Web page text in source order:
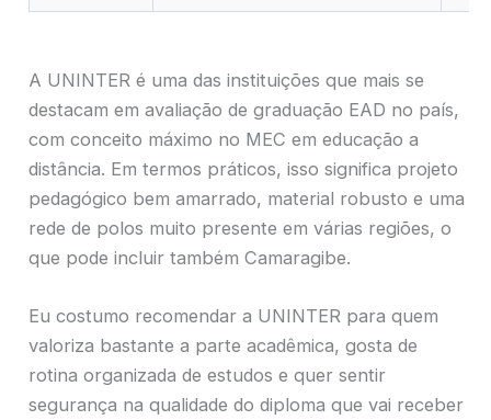
A UNINTER é uma das instituições que mais se
destacam em avaliação de graduação EAD no país,
com conceito máximo no MEC em educação a
distância. Em termos práticos, isso significa projeto
pedagógico bem amarrado, material robusto e uma
rede de polos muito presente em várias regiões, o
que pode incluir também Camaragibe.
Eu costumo recomendar a UNINTER para quem
valoriza bastante a parte acadêmica, gosta de
rotina organizada de estudos e quer sentir
segurança na qualidade do diploma que vai receber